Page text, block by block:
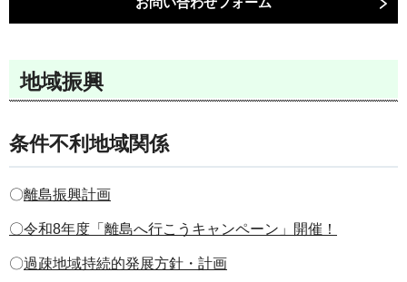
地域振興
条件不利地域関係
〇離島振興計画
〇令和8年度「離島へ行こうキャンペーン」開催！
〇過疎地域持続的発展方針・計画